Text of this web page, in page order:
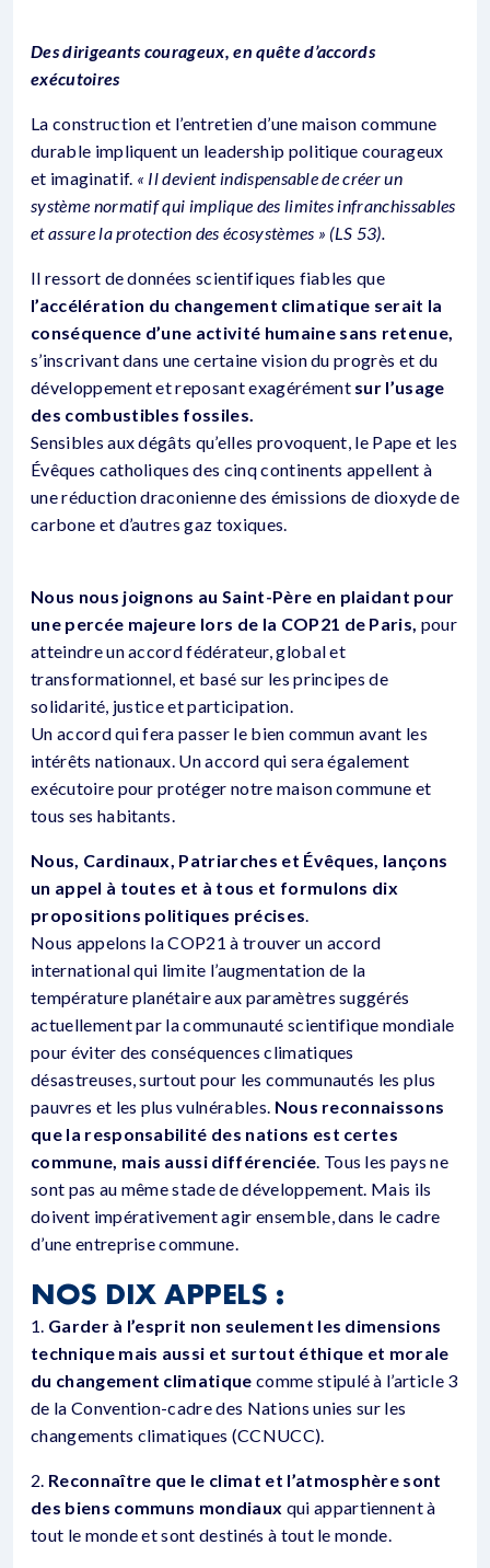
Des dirigeants courageux, en quête d’accords
exécutoires
La construction et l’entretien d’une maison commune
durable impliquent un leadership politique courageux
et imaginatif. « Il devient indispensable de créer un
système normatif qui implique des limites infranchissables
et assure la protection des écosystèmes » (LS 53).
Il ressort de données scientifiques fiables que
l’accélération du changement climatique serait la
conséquence d’une activité humaine sans retenue,
s’inscrivant dans une certaine vision du progrès et du
développement et reposant exagérément sur l’usage
des combustibles fossiles.
Sensibles aux dégâts qu’elles provoquent, le Pape et les
Évêques catholiques des cinq continents appellent à
une réduction draconienne des émissions de dioxyde de
carbone et d’autres gaz toxiques.
Nous nous joignons au Saint-Père en plaidant pour
une percée majeure lors de la COP21 de Paris, pour
atteindre un accord fédérateur, global et
transformationnel, et basé sur les principes de
solidarité, justice et participation.
Un accord qui fera passer le bien commun avant les
intérêts nationaux. Un accord qui sera également
exécutoire pour protéger notre maison commune et
tous ses habitants.
Nous, Cardinaux, Patriarches et Évêques, lançons
un appel à toutes et à tous et formulons dix
propositions politiques précises.
Nous appelons la COP21 à trouver un accord
international qui limite l’augmentation de la
température planétaire aux paramètres suggérés
actuellement par la communauté scientifique mondiale
pour éviter des conséquences climatiques
désastreuses, surtout pour les communautés les plus
pauvres et les plus vulnérables. Nous reconnaissons
que la responsabilité des nations est certes
commune, mais aussi différenciée. Tous les pays ne
sont pas au même stade de développement. Mais ils
doivent impérativement agir ensemble, dans le cadre
d’une entreprise commune.
NOS DIX APPELS :
1. Garder à l’esprit non seulement les dimensions
technique mais aussi et surtout éthique et morale
du changement climatique comme stipulé à l’article 3
de la Convention-cadre des Nations unies sur les
changements climatiques (CCNUCC).
2. Reconnaître que le climat et l’atmosphère sont
des biens communs mondiaux qui appartiennent à
tout le monde et sont destinés à tout le monde.